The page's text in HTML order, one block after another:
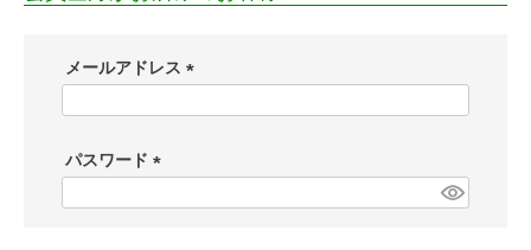
メールアドレス
)
パスワード